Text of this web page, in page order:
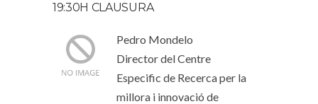
19:30H CLAUSURA
Pedro Mondelo
Director del Centre
Especific de Recerca per la
millora i innovació de